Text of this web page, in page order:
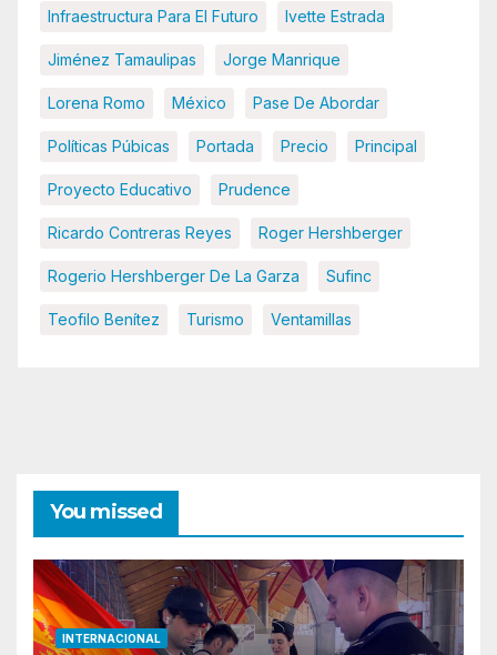
Infraestructura Para El Futuro Ivette Estrada
Jiménez Tamaulipas Jorge Manrique
Lorena Romo México Pase De Abordar
Políticas Púbicas Portada Precio Principal
Proyecto Educativo Prudence
Ricardo Contreras Reyes Roger Hershberger
Rogerio Hershberger De La Garza Sufinc
Teofilo Benítez Turismo Ventamillas
You missed
INTERNACIONAL